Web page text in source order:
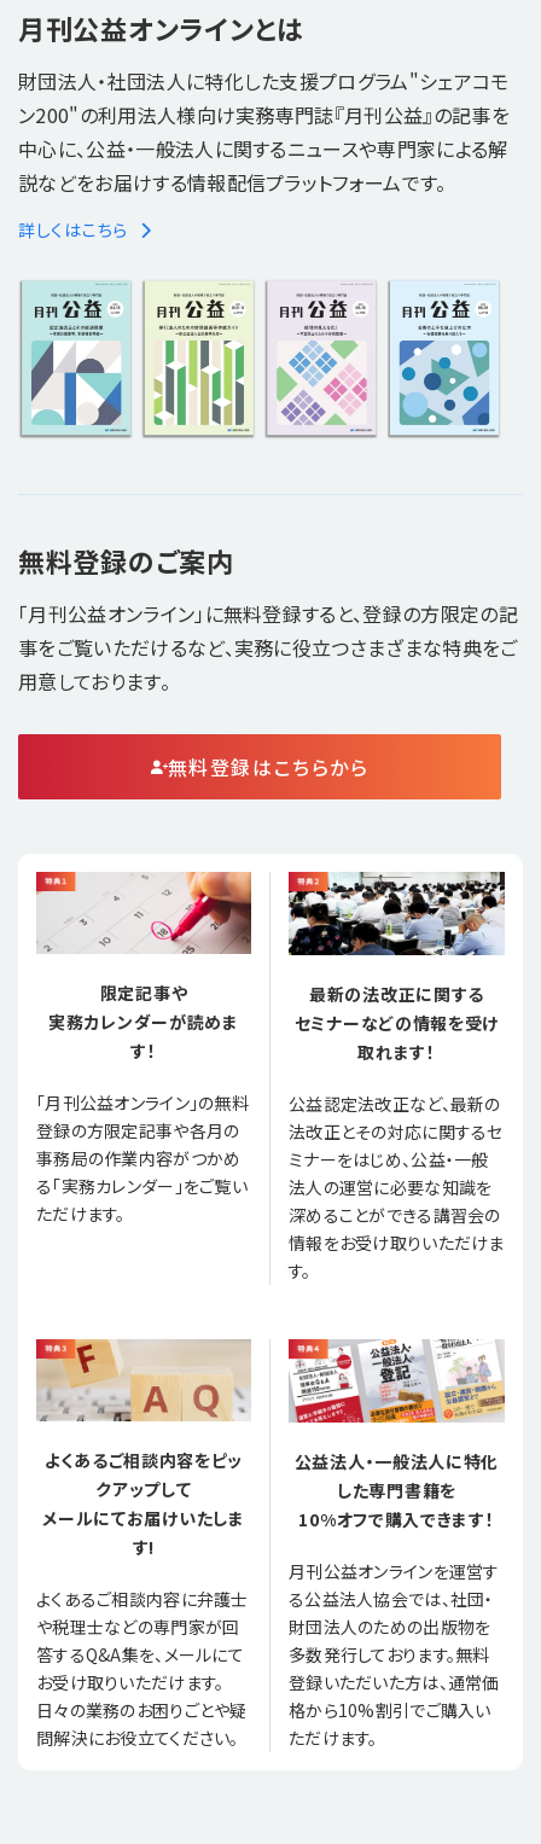
月刊公益オンラインとは
財団法人・社団法人に特化した支援プログラム"シェアコモ
ン200"の利用法人様向け実務専門誌『月刊公益』の記事を
中心に、公益・一般法人に関するニュースや専門家による解
説などをお届けする情報配信プラットフォームです。
詳しくはこちら
無料登録のご案内
「月刊公益オンライン」に無料登録すると、登録の方限定の記
事をご覧いただけるなど、実務に役立つさまざまな特典をご
用意しております。
無料登録はこちらから
限定記事や
実務カレンダーが読めま
す！
「月刊公益オンライン」の無料
登録の方限定記事や各月の
事務局の作業内容がつかめ
る「実務カレンダー」をご覧い
ただけます。
最新の法改正に関する
セミナーなどの情報を受け
取れます！
公益認定法改正など、最新の
法改正とその対応に関するセ
ミナーをはじめ、公益・一般
法人の運営に必要な知識を
深めることができる講習会の
情報をお受け取りいただけま
す。
よくあるご相談内容をピッ
クアップして
メールにてお届けいたしま
す!
よくあるご相談内容に弁護士
や税理士などの専門家が回
答するQ&A集を、メールにて
お受け取りいただけます。
日々の業務のお困りごとや疑
問解決にお役立てください。
公益法人・一般法人に特化
した専門書籍を
10%オフで購入できます！
月刊公益オンラインを運営す
る公益法人協会では、社団・
財団法人のための出版物を
多数発行しております。無料
登録いただいた方は、通常価
格から10%割引でご購入い
ただけます。